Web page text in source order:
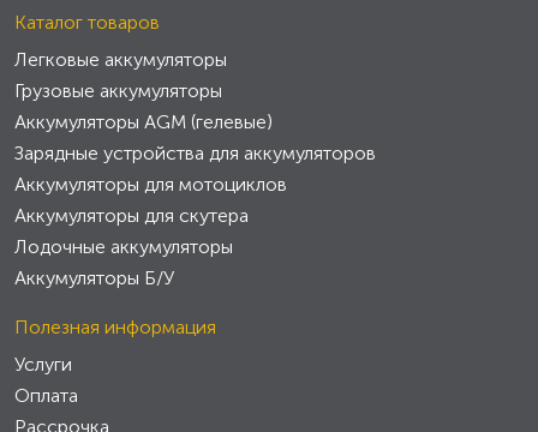
Каталог товаров
Легковые аккумуляторы
Грузовые аккумуляторы
Аккумуляторы AGM (гелевые)
Зарядные устройства для аккумуляторов
Аккумуляторы для мотоциклов
Аккумуляторы для скутера
Лодочные аккумуляторы
Аккумуляторы Б/У
Полезная информация
Услуги
Оплата
Рассрочка